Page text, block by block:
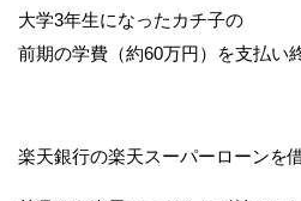
大学3年生になったカチ子の
前期の学費（約60万円）を支払い
楽天銀行の楽天スーパーローンを